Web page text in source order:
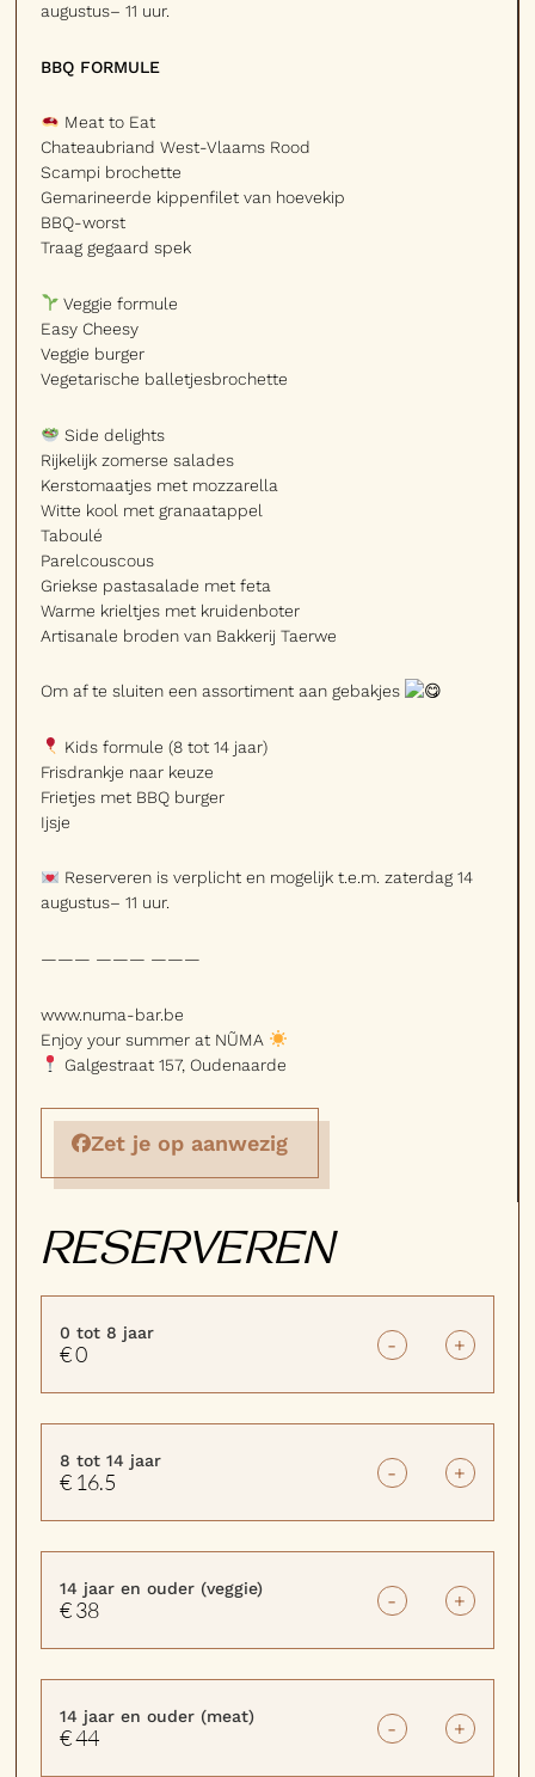
augustus– 11 uur.
BBQ FORMULE
Meat to Eat
Chateaubriand West-Vlaams Rood
Scampi brochette
Gemarineerde kippenfilet van hoevekip
BBQ-worst
Traag gegaard spek
Veggie formule
Easy Cheesy
Veggie burger
Vegetarische balletjesbrochette
Side delights
Rijkelijk zomerse salades
Kerstomaatjes met mozzarella
Witte kool met granaatappel
Taboulé
Parelcouscous
Griekse pastasalade met feta
Warme krieltjes met kruidenboter
Artisanale broden van Bakkerij Taerwe
Om af te sluiten een assortiment aan gebakjes
Kids formule (8 tot 14 jaar)
Frisdrankje naar keuze
Frietjes met BBQ burger
Ijsje
Reserveren is verplicht en mogelijk t.e.m. zaterdag 14
augustus– 11 uur.
——— ——— ———
www.numa-bar.be
Enjoy your summer at NŨMA
Galgestraat 157, Oudenaarde
Zet je op aanwezig
RESERVEREN
0 tot 8 jaar
€ 0 - +
8 tot 14 jaar
€ 16.5 - +
14 jaar en ouder (veggie)
€ 38 - +
14 jaar en ouder (meat)
€ 44 - +